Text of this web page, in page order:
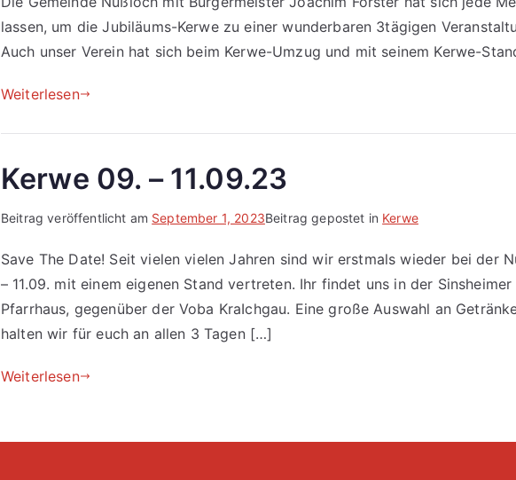
lassen, um die Jubiläums-Kerwe zu einer wunderbaren 3tägigen
Auch unser Verein hat sich beim Kerwe-Umzug und mit seinem Kerwe-
Weiterlesen
Kerwe 09. – 11.09.23
Beitrag veröffentlicht am September 1, 2023Beitrag gepostet in Kerwe
Save The Date! Seit vielen vielen Jahren sind wir erstmals wieder bei der
– 11.09. mit einem eigenen Stand vertreten. Ihr findet uns in der
Pfarrhaus, gegenüber der Voba KraIchgau. Eine große Auswahl an
halten wir für euch an allen 3 Tagen […]
Weiterlesen